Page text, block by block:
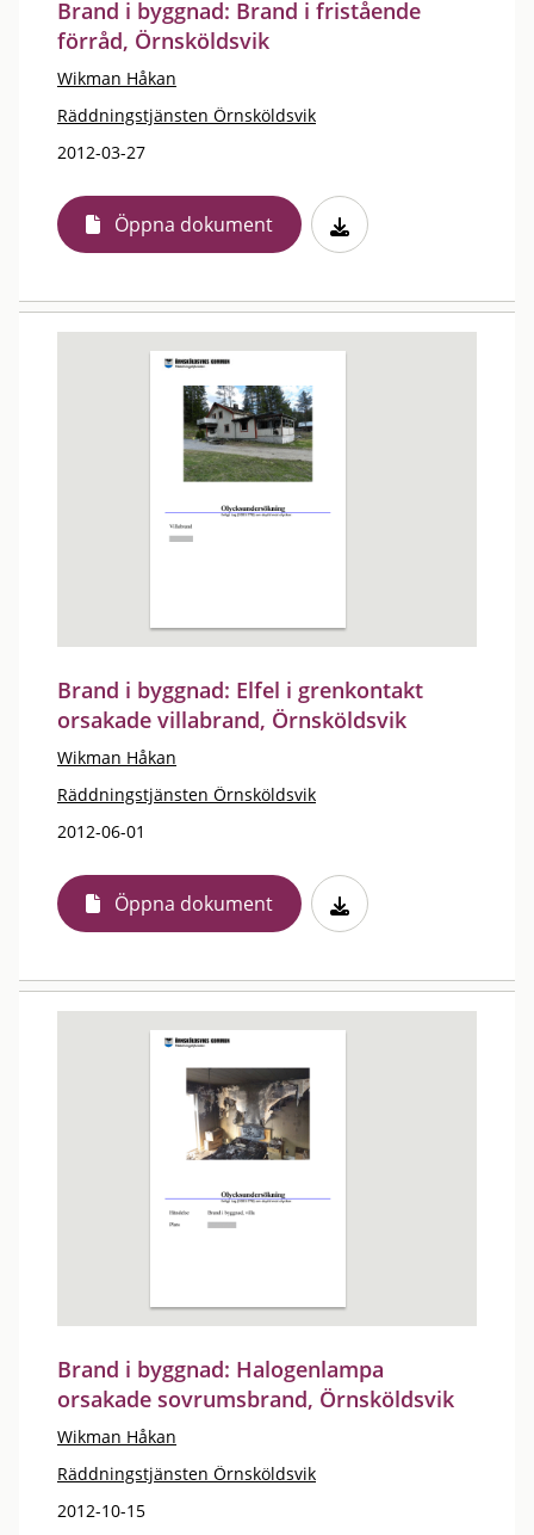
Brand i byggnad: Brand i fristående
förråd, Örnsköldsvik
Wikman Håkan
Räddningstjänsten Örnsköldsvik
2012-03-27
Öppna dokument
Brand i byggnad: Elfel i grenkontakt
orsakade villabrand, Örnsköldsvik
Wikman Håkan
Räddningstjänsten Örnsköldsvik
2012-06-01
Öppna dokument
Brand i byggnad: Halogenlampa
orsakade sovrumsbrand, Örnsköldsvik
Wikman Håkan
Räddningstjänsten Örnsköldsvik
2012-10-15